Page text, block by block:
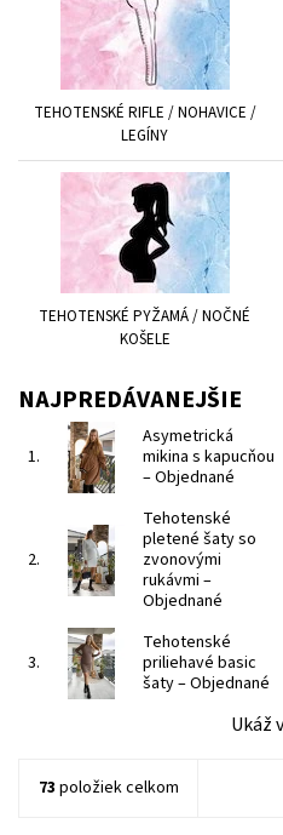
TEHOTENSKÉ RIFLE / NOHAVICE /
LEGÍNY
TEHOTENSKÉ PYŽAMÁ / NOČNÉ
KOŠELE
NAJPREDÁVANEJŠIE
1.
Asymetrická
mikina s kapucňou
–Objednané
2.
Tehotenské
pletené šaty so
zvonovými
rukávmi –
Objednané
3.
Tehotenské
priliehavé basic
šaty–Objednané
Ukáž
73 položiek celkom